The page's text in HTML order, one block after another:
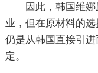
因此，韩国维
业，但在原材料的
仍是从韩国直接引
定。